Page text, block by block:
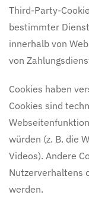
Third-Party-
bestimmter
innerhalb von
von
Cookies haben
Cookies sind
würden (z. B. die
Videos). Andere
Nutzerverhaltens
werden.